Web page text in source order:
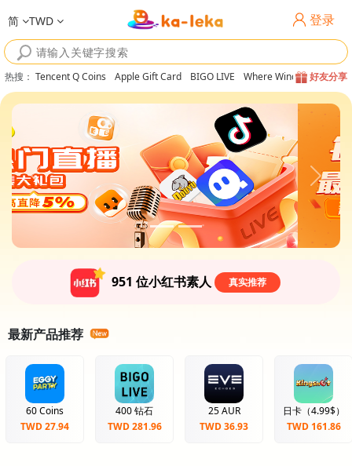
简 TWD 登录
热搜 ： Tencent Q Coins Apple Gift Card BIGO LIVE Where Winds Meet好友分享
951 位小红书素人 真实推荐
最新产品推荐
60 Coins
TWD 27.94
400 钻石
TWD 281.96
25 AUR
TWD 36.93
日卡（4.99$）
TWD 161.86